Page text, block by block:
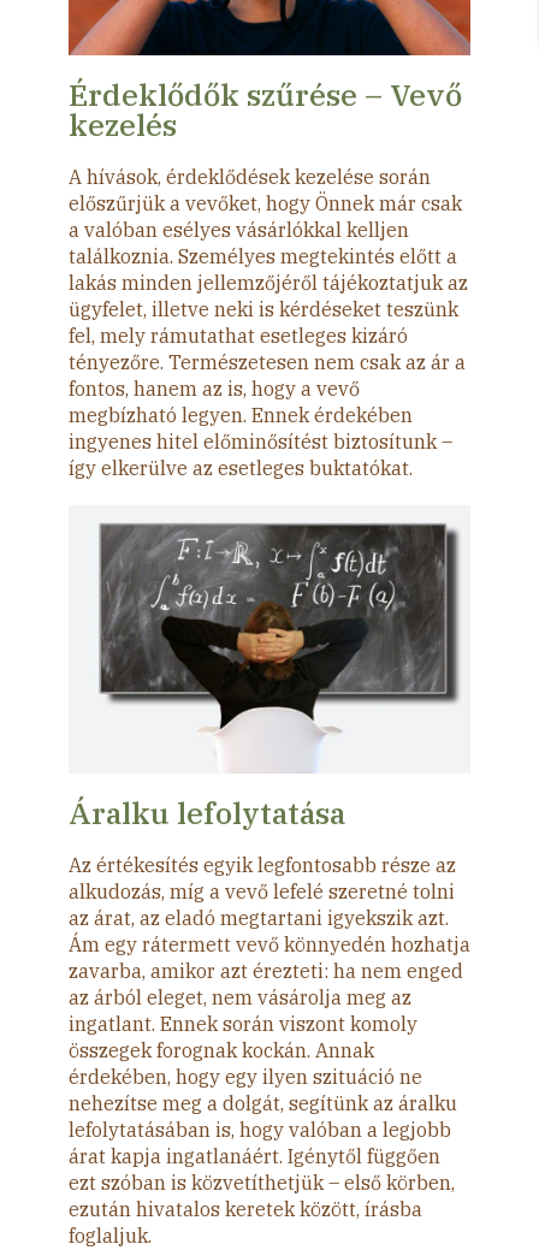
Érdeklődők szűrése – Vevő
kezelés
A hívások, érdeklődések kezelése során
előszűrjük a vevőket, hogy Önnek már csak
a valóban esélyes vásárlókkal kelljen
találkoznia. Személyes megtekintés előtt a
lakás minden jellemzőjéről tájékoztatjuk az
ügyfelet, illetve neki is kérdéseket teszünk
fel, mely rámutathat esetleges kizáró
tényezőre. Természetesen nem csak az ár a
fontos, hanem az is, hogy a vevő
megbízható legyen. Ennek érdekében
ingyenes hitel előminősítést biztosítunk –
így elkerülve az esetleges buktatókat.
Áralku lefolytatása
Az értékesítés egyiklegfontosabb része az
alkudozás, míg a vevő lefelé szeretné tolni
az árat, az eladó megtartani igyekszik azt.
Ám egy rátermett vevő könnyedén hozhatja
zavarba, amikor azt érezteti: ha nem enged
az árból eleget, nem vásárolja meg az
ingatlant. Ennek során viszont komoly
összegek forognak kockán. Annak
érdekében, hogy egy ilyen szituáció ne
nehezítse meg a dolgát, segítünk az áralku
lefolytatásában is, hogy valóban a legjobb
árat kapja ingatlanáért. Igénytől függően
ezt szóban is közvetíthetjük – első körben,
ezután hivatalos keretek között, írásba
foglaljuk.